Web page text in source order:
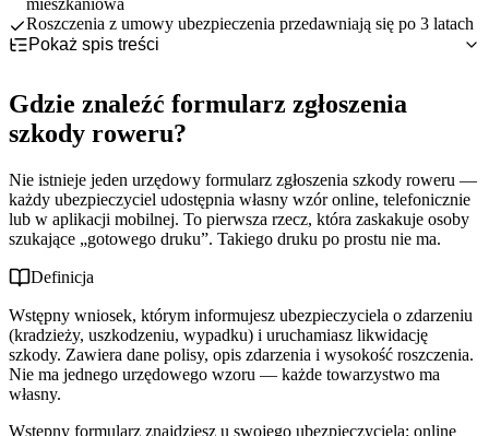
Roszczenia z umowy ubezpieczenia przedawniają się po 3 latach
Pokaż spis treści
ścieżki zgłoszenia?
Jak wypełnić formularz krok po kroku — pole po polu
Ile masz czasu na zgłoszenie i kiedy dostaniesz wypłatę?
szkody
Co dalej? Od wysłania formularza do wypłaty (i co, gdy
odmowa)
Gdzie znaleźć formularz zgłoszenia
szkody roweru?
Nie istnieje jeden urzędowy formularz zgłoszenia szkody roweru —
każdy ubezpieczyciel udostępnia własny wzór online, telefonicznie
lub w aplikacji mobilnej. To pierwsza rzecz, która zaskakuje osoby
szukające „gotowego druku”. Takiego druku po prostu nie ma.
Definicja
Wstępny wniosek, którym informujesz ubezpieczyciela o zdarzeniu
(kradzieży, uszkodzeniu, wypadku) i uruchamiasz likwidację
szkody. Zawiera dane polisy, opis zdarzenia i wysokość roszczenia.
Nie ma jednego urzędowego wzoru — każde towarzystwo ma
własny.
Wstępny formularz znajdziesz u swojego ubezpieczyciela: online